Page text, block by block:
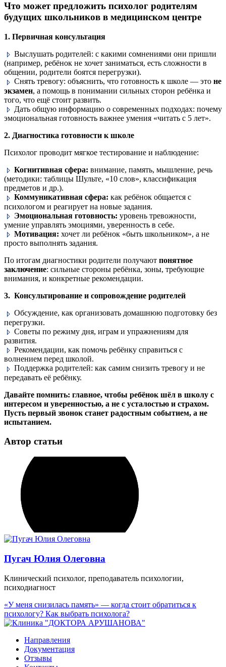
Что может предложить психолог родителям
будущих школьников в медицинском центре
1. Первичная консультация
Выслушать родителей: с какими сомнениями они пришли
(например, ребёнок не хочет заниматься, есть сложности в
общении, родители боятся перегрузки).
Снять тревогу: объяснить, что готовность к школе — это не
экзамен, а помощь в понимании сильных сторон ребёнка и
того, что ещё стоит развить.
Дать общую информацию о современных подходах: почему
эмоциональная готовность важнее умения «читать с 5 лет».
2. Диагностика готовности к школе
Психолог проводит мягкое тестирование и наблюдение:
Когнитивная сфера: внимание, память, мышление, речь
(методики: таблицы Шульте, «10 слов», классификация
предметов и др.).
Коммуникативная сфера: как ребёнок общается с
психологом и реагирует на новые задания.
Эмоциональная готовность: уровень тревожности,
умение управлять эмоциями, уверенность в себе.
Мотивация: хочет ли ребёнок «быть школьником», а не
просто выполнять задания.
По итогам диагностики родители получают понятное
заключение: сильные стороны ребёнка, зоны, требующие
внимания, и конкретные рекомендации.
3. Консультирование и сопровождение родителей
Обсуждение, как организовать домашнюю подготовку без
перегрузки.
Советы по режиму дня, играм и упражнениям для
развития.
Рекомендации, как помочь ребёнку справиться с
волнением перед школой.
Поддержка родителей: как самим снизить тревогу и не
передавать её ребёнку.
Давайте помнить: главное, чтобы ребёнок шёл в школу с
интересом и уверенностью, а не с усталостью и страхом.
Пусть первый звонок станет радостным событием, а не
испытанием.
Автор статьи
Пугач Юлия Олеговна
Клинический психолог, преподаватель психологии,
психодиагност
«У меня снизилась память» — когда стоит обратиться к
психологу? Как выбрать психолога?
Направления
Документация
Отзывы